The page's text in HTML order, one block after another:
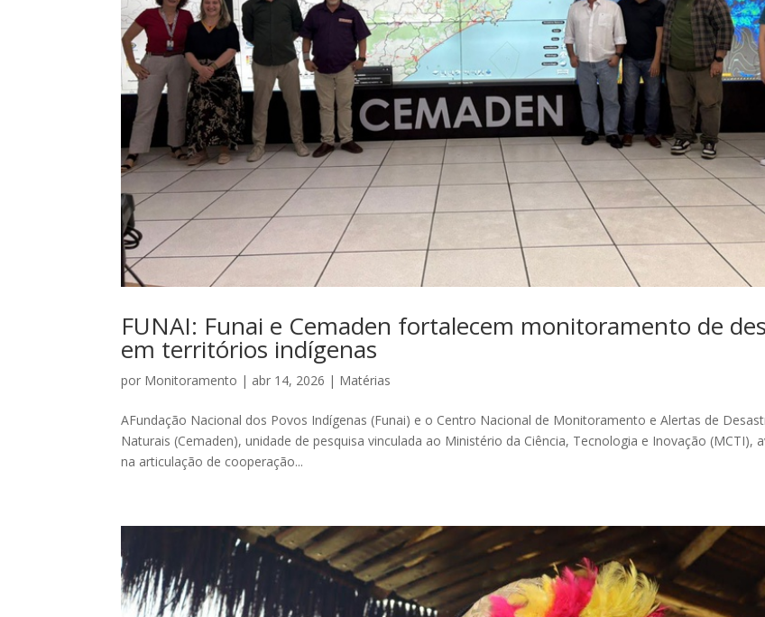
FUNAI: Funai e Cemaden fortalecem monitoramento de
em territórios indígenas
por Monitoramento | abr 14, 2026 | Matérias
AFundação Nacional dos Povos Indígenas (Funai) e o Centro Nacional de Monitoramento e Alertas de
Naturais (Cemaden), unidade de pesquisa vinculada ao Ministério da Ciência, Tecnologia e Inovação (MCTI),
na articulação de cooperação...